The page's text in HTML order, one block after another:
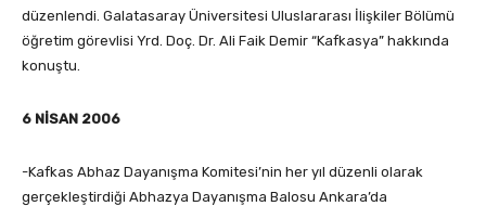
düzenlendi. Galatasaray Üniversitesi Uluslararası İlişkiler Bölümü
öğretim görevlisi Yrd. Doç. Dr. Ali Faik Demir “Kafkasya” hakkında
konuştu.
6 NİSAN 2006
-Kafkas Abhaz Dayanışma Komitesi’nin her yıl düzenli olarak
gerçekleştirdiği Abhazya Dayanışma Balosu Ankara’da